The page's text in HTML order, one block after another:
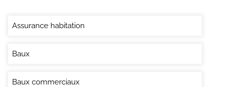
Assurance habitation
Baux
Baux commerciaux